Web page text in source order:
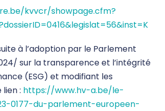
kvvcr/showpage.cfm?
à l’adoption par le Parlement
sur la transparence et l’intégrité
(ESG) et modifiant les
: https://www.hv-a.be/le-
0177-du-parlement-europeen-